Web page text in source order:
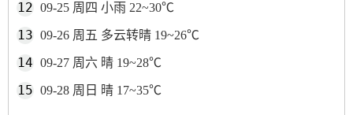
09-25 周四 小雨 22~30℃
09-26 周五 多云转晴 19~26℃
09-27 周六 晴 19~28℃
09-28 周日 晴 17~35℃